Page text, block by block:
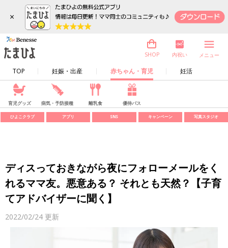
×
TOP 妊娠・出産 赤ちゃん・育児 妊活
SHOP 内祝い メニュー
育児グッズ 病気・予防接種 離乳食 優待パス
ひよこクラブ アプリ SNS キャンペーン 写真スタジオ
ディスっておきながら夜にフォローメールをく
れるママ友。悪意ある？ それとも天然？【子育
てアドバイザーに聞く】
2022/02/24 更新